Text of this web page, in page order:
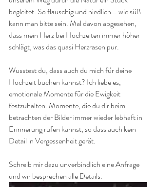
begleitet. So flauschig und niedlich... wie süß
kann man bitte sein. Mal davon abgesehen,
dass mein Herz bei Hochzeiten immer höher
schlägt, was das quasi Herzrasen pur.
Wusstest du, dass auch du mich für deine
Hochzeit buchen kannst? Ich liebe es,
emotionale Momente für die Ewigkeit
festzuhalten. Momente, die du dir beim
betrachten der Bilder immer wieder lebhaft in
Erinnerung rufen kannst, so dass auch kein
Detail in Vergessenheit gerät.
Schreib mir dazu unverbindlich eine Anfrage
und wir besprechen alle Details.